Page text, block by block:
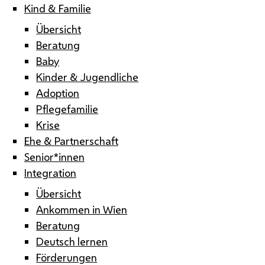
Kind & Familie
Übersicht
Beratung
Baby
Kinder & Jugendliche
Adoption
Pflegefamilie
Krise
Ehe & Partnerschaft
Senior*innen
Integration
Übersicht
Ankommen in Wien
Beratung
Deutsch lernen
Förderungen